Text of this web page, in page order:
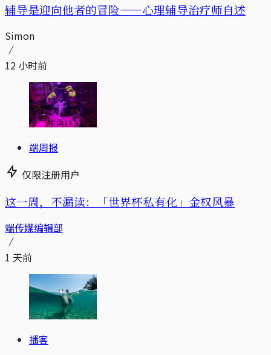
辅导是迎向他者的冒险——心理辅导治疗师自述
Simon
12 小时前
端周报
仅限注册用户
这一周，不漏读：「世界杯私有化」金权风暴
端传媒编辑部
1 天前
播客